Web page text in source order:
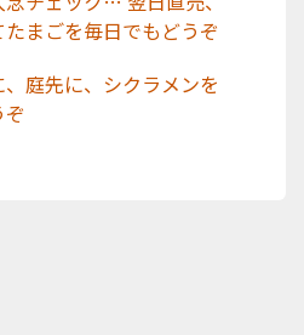
まごを毎日でもどうぞ
庭先に、シクラメンを